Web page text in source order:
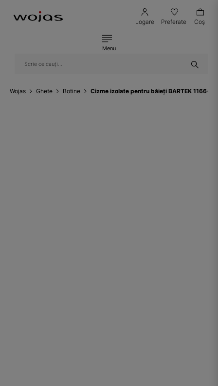
Logare Preferate Coş
Menu
Wojas Ghete Botine Cizme izolate pentru băieți BARTEK 1166-